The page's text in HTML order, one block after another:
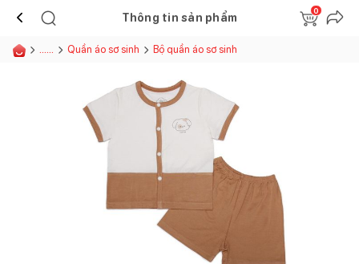
Thông tin sản phẩm
0
...... Quần áo sơ sinh Bộ quần áo sơ sinh